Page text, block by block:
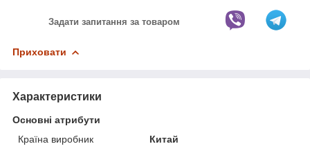
Задати запитання за товаром
Приховати
Характеристики
Основні атрибути
Країна виробник
Китай